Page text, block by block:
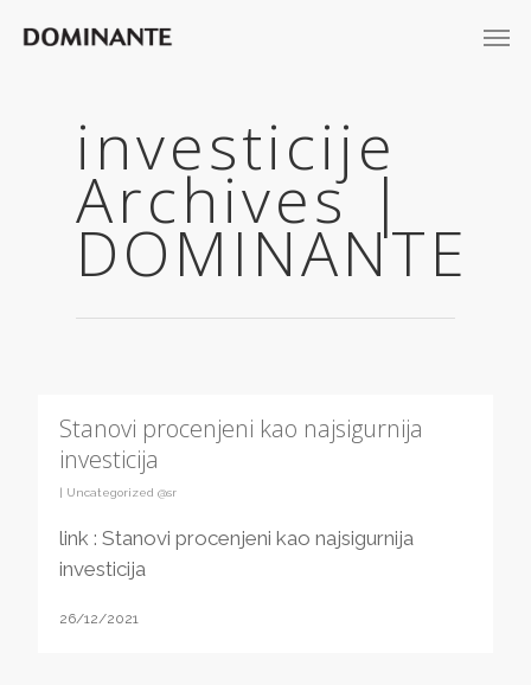
investicije
Archives |
DOMINANTE
Stanovi procenjeni kao najsigurnija
investicija
| Uncategorized @sr
link : Stanovi procenjeni kao najsigurnija
investicija
26/12/2021